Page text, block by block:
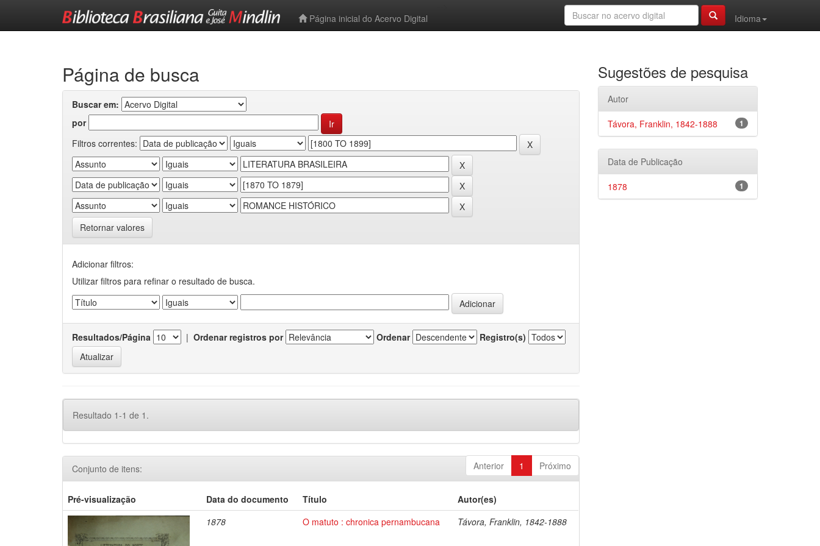
Página inicial do Acervo Digital
Idioma
Página de busca
Buscar em:
por
Filtros correntes:
Retornar valores
Adicionar filtros:
Utilizar filtros para refinar o resultado de busca.
Resultados/Página | Ordenar registros por Ordenar Registro(s)
Resultado 1-1 de 1.
Anterior 1 Próximo
Conjunto de itens:
Pré-visualização Data do documento Título
Autor(es)
1878
O matuto : chronica pernambucana Távora, Franklin, 1842-1888
Sugestões de pesquisa
Autor
1
Távora, Franklin, 1842-1888
Data de Publicação
1
1878